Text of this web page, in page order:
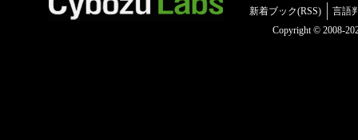
新着ブック(RSS)
言語
Copyright © 2008-